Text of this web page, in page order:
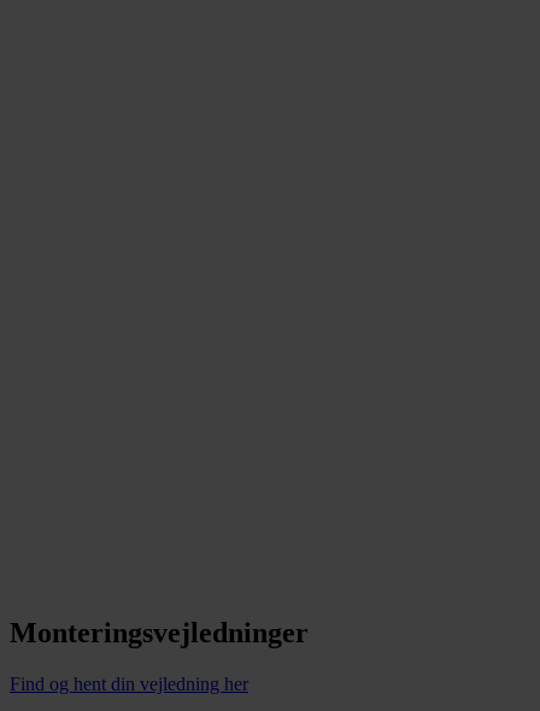
Monteringsvejledninger
Find og hent din vejledning her